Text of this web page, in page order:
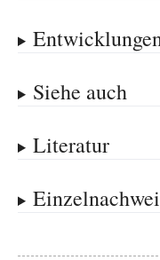
Siehe auch
Literatur